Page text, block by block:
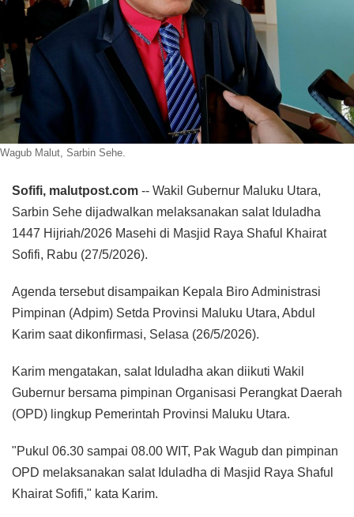
Wagub Malut, Sarbin Sehe.
Sofifi, malutpost.com -- Wakil Gubernur Maluku Utara,
Sarbin Sehe dijadwalkan melaksanakan salat Iduladha
1447 Hijriah/2026 Masehi di Masjid Raya Shaful Khairat
Sofifi, Rabu (27/5/2026).
Agenda tersebut disampaikan Kepala Biro Administrasi
Pimpinan (Adpim) Setda Provinsi Maluku Utara, Abdul
Karim saat dikonfirmasi, Selasa (26/5/2026).
Karim mengatakan, salat Iduladha akan diikuti Wakil
Gubernur bersama pimpinan Organisasi Perangkat Daerah
(OPD) lingkup Pemerintah Provinsi Maluku Utara.
"Pukul 06.30 sampai 08.00 WIT, Pak Wagub dan pimpinan
OPD melaksanakan salat Iduladha di Masjid Raya Shaful
Khairat Sofifi," kata Karim.